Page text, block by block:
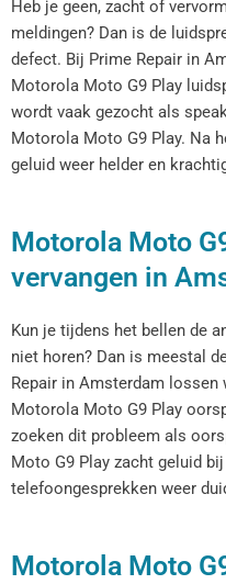
Heb je geen, zacht of
meldingen? Dan is de
defect. Bij Prime Repair in
Motorola Moto G9 Play
wordt vaak gezocht als
Motorola Moto G9 Play. Na
geluid weer helder en
Motorola Moto
vervangen in
Kun je tijdens het bellen de
niet horen? Dan is meestal
Repair in Amsterdam
Motorola Moto G9 Play
zoeken dit probleem als
Moto G9 Play zacht geluid
telefoongesprekken weer
Motorola Moto